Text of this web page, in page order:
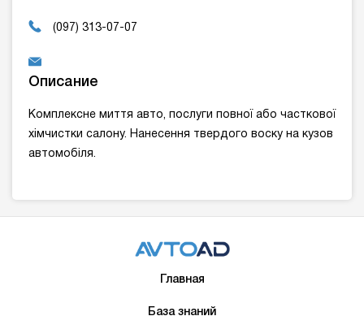
(097) 313-07-07
Описание
Комплексне миття авто, послуги повної або часткової
хімчистки салону. Нанесення твердого воску на кузов
автомобіля.
Главная
База знаний